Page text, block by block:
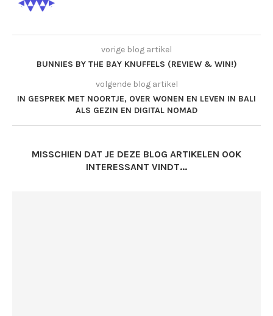
vorige blog artikel
BUNNIES BY THE BAY KNUFFELS (REVIEW & WIN!)
volgende blog artikel
IN GESPREK MET NOORTJE, OVER WONEN EN LEVEN IN BALI
ALS GEZIN EN DIGITAL NOMAD
MISSCHIEN DAT JE DEZE BLOG ARTIKELEN OOK
INTERESSANT VINDT...